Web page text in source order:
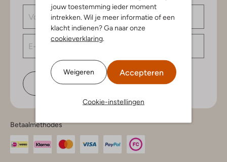
jouw toestemming ieder moment
intrekken. Wil je meer informatie of een
klacht indienen? Ga naar onze
cookieverklaring
Weigeren Accepteren
Cookie-instellingen
Schrijf je in
Betaalmethodes